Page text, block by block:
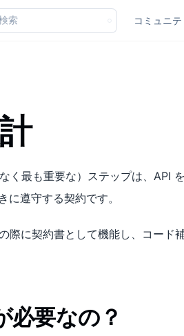
索 コミュニテ
く最も重要な）ステップは、API
遵守する契約です。
際に契約書として機能し、コード
必要なの？